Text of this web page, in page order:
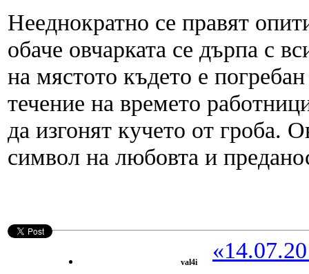
Нееднократно се правят
обаче овчарката се дърпа с
на мястото където е
течение на времето
да изгонят кучето от гроба.
символ на любовта и
val4i